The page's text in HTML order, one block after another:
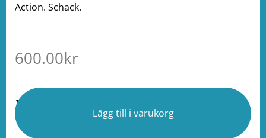
Action. Schack.
600.00kr
1 i lager
Lägg till i varukorg